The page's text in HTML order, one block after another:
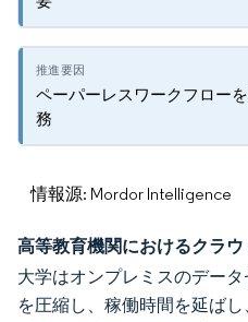
ペーパーレスワークフロー
務
情報源: Mordor Intelligence
高等教育機関におけるクラ
大学はオンプレミスのデー
を圧縮し、稼働時間を延ば